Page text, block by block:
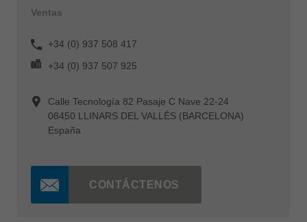
Ventas
+34 (0) 937 508 417
+34 (0) 937 507 925
Calle Tecnología 82 Pasaje C Nave 22-24
08450 LLINARS DEL VALLÉS (BARCELONA)
España
CONTÁCTENOS